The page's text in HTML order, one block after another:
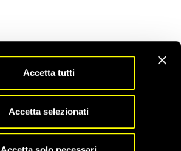
Accetta tutti
Accetta selezionati